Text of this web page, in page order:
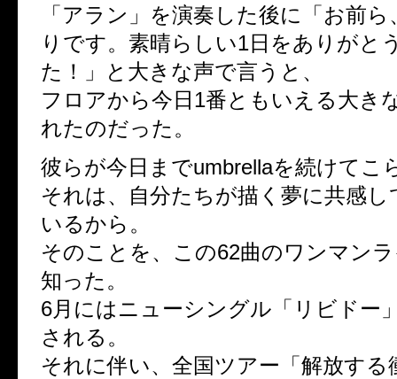
「アラン」を演奏した後に「お前
りです。素晴らしい1日をありがと
た！」と大きな声で言うと、
フロアから今日1番ともいえる大き
れたのだった。
彼らが今日までumbrellaを続けてこ
それは、自分たちが描く夢に共感
いるから。
そのことを、この62曲のワンマン
知った。
6月にはニューシングル「リビドー
される。
それに伴い、全国ツアー「解放する